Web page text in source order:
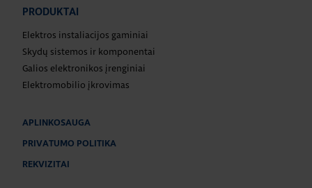
PRODUKTAI
Elektros instaliacijos gaminiai
Skydų sistemos ir komponentai
Galios elektronikos įrenginiai
Elektromobilio įkrovimas
APLINKOSAUGA
PRIVATUMO POLITIKA
REKVIZITAI